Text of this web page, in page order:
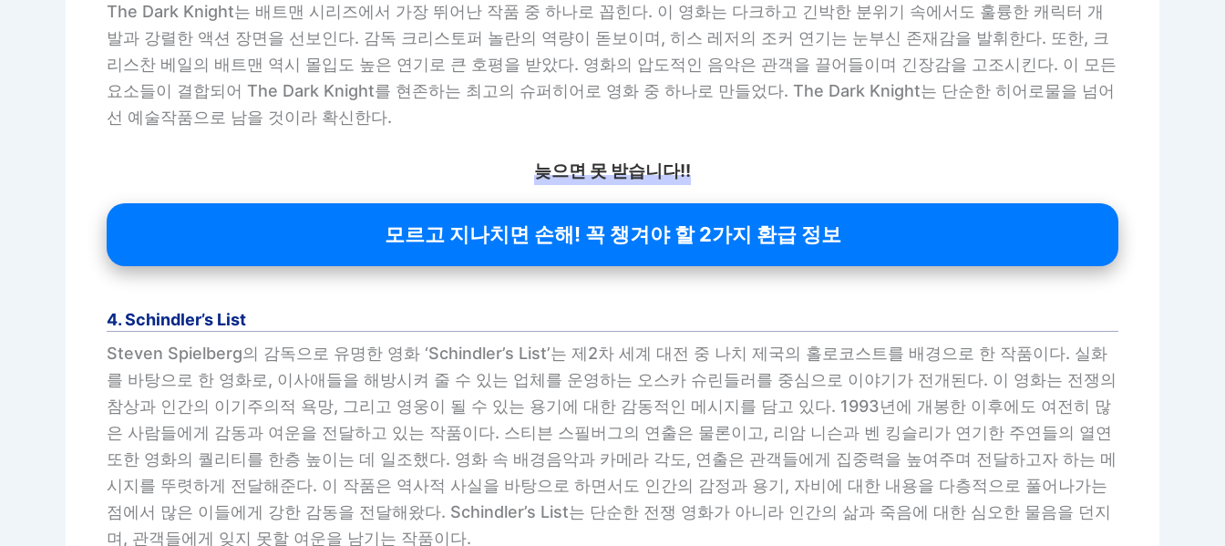
The Dark Knight는 배트맨 시리즈에서 가장 뛰어난 작품 중 하나로 꼽힌다. 이 영화는 다크하고 긴박한 분위기 속에서도 훌륭한 캐릭터 개
발과 강렬한 액션 장면을 선보인다. 감독 크리스토퍼 놀란의 역량이 돋보이며, 히스 레저의 조커 연기는 눈부신 존재감을 발휘한다. 또한, 크
리스찬 베일의 배트맨 역시 몰입도 높은 연기로 큰 호평을 받았다. 영화의 압도적인 음악은 관객을 끌어들이며 긴장감을 고조시킨다. 이 모든
요소들이 결합되어 The Dark Knight를 현존하는 최고의 슈퍼히어로 영화 중 하나로 만들었다. The Dark Knight는 단순한 히어로물을 넘어
선 예술작품으로 남을 것이라 확신한다.
늦으면 못 받습니다!!
모르고 지나치면 손해! 꼭 챙겨야 할 2가지 환급 정보
4. Schindler’s List
Steven Spielberg의 감독으로 유명한 영화 ‘Schindler’s List’는 제2차 세계 대전 중 나치 제국의 홀로코스트를 배경으로 한 작품이다. 실화
를 바탕으로 한 영화로, 이사애들을 해방시켜 줄 수 있는 업체를 운영하는 오스카 슈린들러를 중심으로 이야기가 전개된다. 이 영화는 전쟁의
참상과 인간의 이기주의적 욕망, 그리고 영웅이 될 수 있는 용기에 대한 감동적인 메시지를 담고 있다. 1993년에 개봉한 이후에도 여전히 많
은 사람들에게 감동과 여운을 전달하고 있는 작품이다. 스티븐 스필버그의 연출은 물론이고, 리암 니슨과 벤 킹슬리가 연기한 주연들의 열연
또한 영화의 퀄리티를 한층 높이는 데 일조했다. 영화 속 배경음악과 카메라 각도, 연출은 관객들에게 집중력을 높여주며 전달하고자 하는 메
시지를 뚜렷하게 전달해준다. 이 작품은 역사적 사실을 바탕으로 하면서도 인간의 감정과 용기, 자비에 대한 내용을 다층적으로 풀어나가는
점에서 많은 이들에게 강한 감동을 전달해왔다. Schindler’s List는 단순한 전쟁 영화가 아니라 인간의 삶과 죽음에 대한 심오한 물음을 던지
며, 관객들에게 잊지 못할 여운을 남기는 작품이다.